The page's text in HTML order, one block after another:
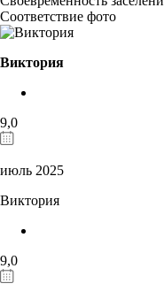
Соответствие фото
Виктория
9,0
июль 2025
Виктория
9,0